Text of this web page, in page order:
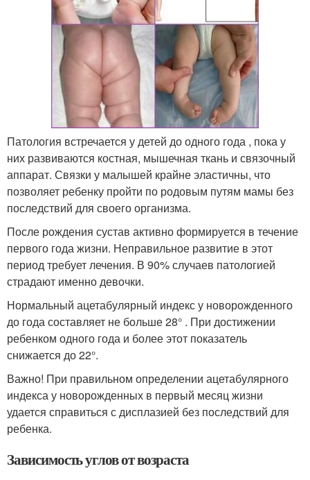
Патология встречается у детей до одного года , пока у
них развиваются костная, мышечная ткань и связочный
аппарат. Связки у малышей крайне эластичны, что
позволяет ребенку пройти по родовым путям мамы без
последствий для своего организма.
После рождения сустав активно формируется в течение
первого года жизни. Неправильное развитие в этот
период требует лечения. В 90% случаев патологией
страдают именно девочки.
Нормальный ацетабулярный индекс у новорожденного
до года составляет не больше 28° . При достижении
ребенком одного года и более этот показатель
снижается до 22°.
Важно! При правильном определении ацетабулярного
индекса у новорожденных в первый месяц жизни
удается справиться с дисплазией без последствий для
ребенка.
Зависимость углов от возраста